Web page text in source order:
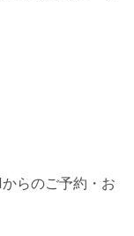
らのご予約・お